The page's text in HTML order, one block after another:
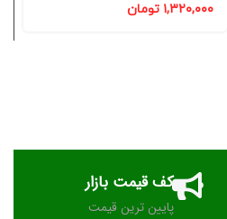
۱,۳۲۰,۰۰۰ تومان
کف قیمت بازار
پایین ترین قیمت